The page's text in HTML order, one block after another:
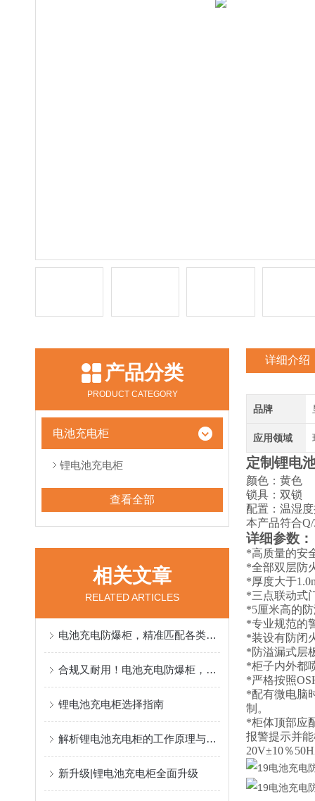
产品分类
PRODUCT CATEGORY
电池充电柜
锂电池充电柜
查看全部
相关文章
RELATED ARTICLES
电池充电防爆柜，精准匹配各类客户场景需求
合规又耐用！电池充电防爆柜，防爆阻燃+智能监测，充电更安心
锂电池充电柜选择指南
解析锂电池充电柜的工作原理与选购要点
新升级|锂电池充电柜全面升级
详细介绍
品牌
应用领域
定制锂电
颜色：黄色
锁具：双锁
配置：温湿
本产品符合
详细参数：
*高质量的安
*全部双层防
*厚度大于
*三点联动式
*5厘米高的
*专业规范的
*装设有防闭
*防溢漏式层
*柜子内外都
*严格按照
*配有微电脑
制。
*柜体顶部应
报警提示并
20V±10％